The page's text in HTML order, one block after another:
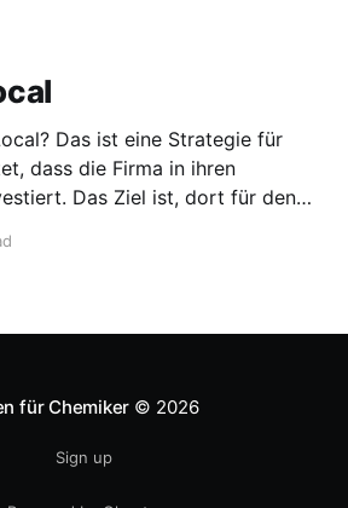
für
dass die Firma in ihren
Das Ziel ist, dort für den
ist von Toyota bekannt,
für Chemiker © 2026
Sign up